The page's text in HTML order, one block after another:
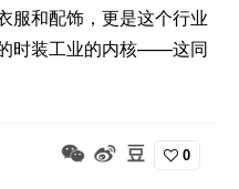
服和配饰，更是这个行业
时装工业的内核——这同
0